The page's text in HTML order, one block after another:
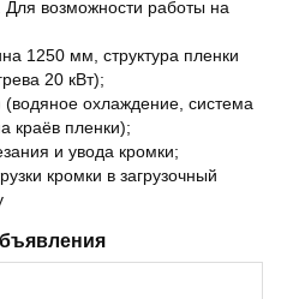
возможности работы на
1250 мм, структура пленки
20 кВт);
охлаждение, система
краёв пленки);
и увода кромки;
кромки в загрузочный